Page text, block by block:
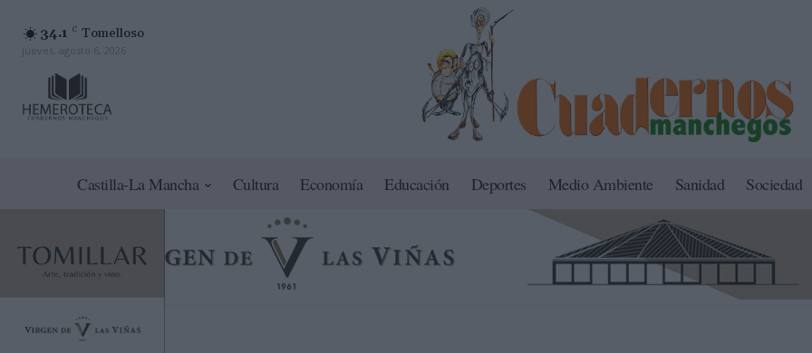
34.1 C Tomelloso
jueves, agosto 6, 2026
Castilla-La Mancha Cultura Economía Educación Deportes Medio Ambiente Sanidad Sociedad